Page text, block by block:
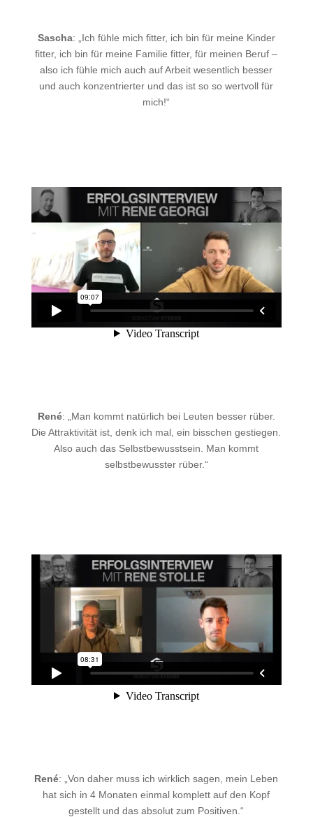
Sascha:
„Ich fühle mich fitter, ich bin für meine Kinder
fitter, ich bin für meine Familie fitter, für meinen Beruf –
also ich fühle mich auch auf Arbeit wesentlich besser
und auch konzentrierter und das ist so so wertvoll für
mich!“
René: „Man kommt natürlich bei Leuten besser rüber.
Die Attraktivität ist, denk ich mal, ein bisschen gestiegen.
Also auch das Selbstbewusstsein. Man kommt
selbstbewusster rüber.“
René:
„Von daher muss ich wirklich sagen, mein Leben
hat sich in 4 Monaten einmal komplett auf den Kopf
gestellt und das absolut zum Positiven.“